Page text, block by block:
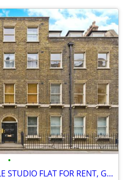
•
STUNNING LARGE DOUBLE STUDIO FLAT FOR RENT, Gower Street, WC1